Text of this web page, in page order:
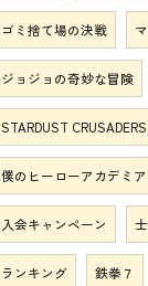
ゴミ捨て場の決戦
ジョジョの奇妙な冒険
STARDUST CRUSADERS
僕のヒーローアカデミア
入会キャンペーン
ランキング 鉄拳７